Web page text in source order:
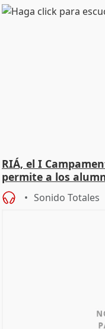
RIÁ, el I
permite a los
piel"
Sonido Totales